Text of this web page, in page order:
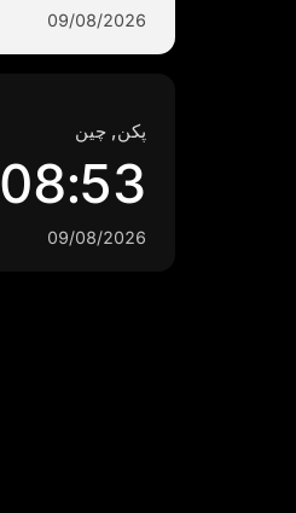
09/08/2026
پکن, چین
08:53
09/08/2026